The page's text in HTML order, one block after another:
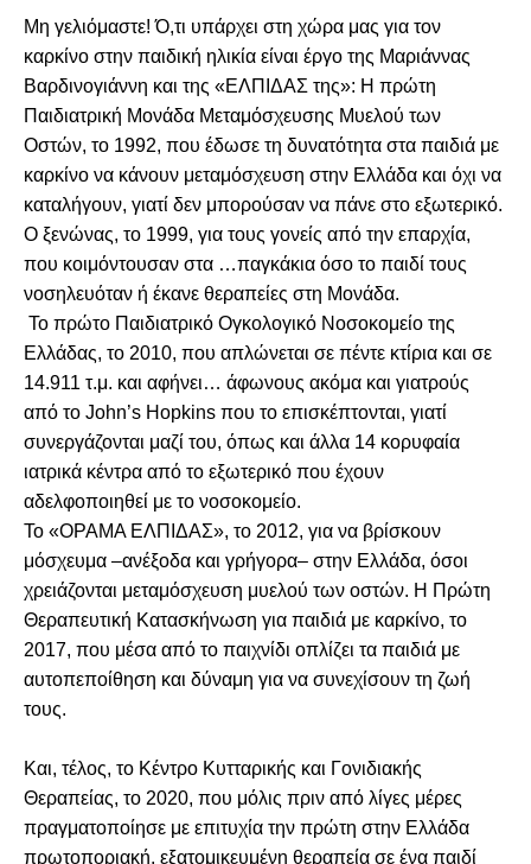
Μη γελιόμαστε! Ό,τι υπάρχει στη χώρα μας για τον
καρκίνο στην παιδική ηλικία είναι έργο της Μαριάννας
Βαρδινογιάννη και της «ΕΛΠΙΔΑΣ της»: Η πρώτη
Παιδιατρική Μονάδα Μεταμόσχευσης Μυελού των
Οστών, το 1992, που έδωσε τη δυνατότητα στα παιδιά με
καρκίνο να κάνουν μεταμόσχευση στην Ελλάδα και όχι να
καταλήγουν, γιατί δεν μπορούσαν να πάνε στο εξωτερικό.
Ο ξενώνας, το 1999, για τους γονείς από την επαρχία,
που κοιμόντουσαν στα …παγκάκια όσο το παιδί τους
νοσηλευόταν ή έκανε θεραπείες στη Μονάδα.
Το πρώτο Παιδιατρικό Ογκολογικό Νοσοκομείο της
Ελλάδας, το 2010, που απλώνεται σε πέντε κτίρια και σε
14.911 τ.μ. και αφήνει… άφωνους ακόμα και γιατρούς
από το John’s Hopkins που το επισκέπτονται, γιατί
συνεργάζονται μαζί του, όπως και άλλα 14 κορυφαία
ιατρικά κέντρα από το εξωτερικό που έχουν
αδελφοποιηθεί με το νοσοκομείο.
Το «ΟΡΑΜΑ ΕΛΠΙΔΑΣ», το 2012, για να βρίσκουν
μόσχευμα –ανέξοδα και γρήγορα– στην Ελλάδα, όσοι
χρειάζονται μεταμόσχευση μυελού των οστών. Η Πρώτη
Θεραπευτική Κατασκήνωση για παιδιά με καρκίνο, το
2017, που μέσα από το παιχνίδι οπλίζει τα παιδιά με
αυτοπεποίθηση και δύναμη για να συνεχίσουν τη ζωή
τους.
Και, τέλος, το Κέντρο Κυτταρικής και Γονιδιακής
Θεραπείας, το 2020, που μόλις πριν από λίγες μέρες
πραγματοποίησε με επιτυχία την πρώτη στην Ελλάδα
πρωτοποριακή, εξατομικευμένη θεραπεία σε ένα παιδί